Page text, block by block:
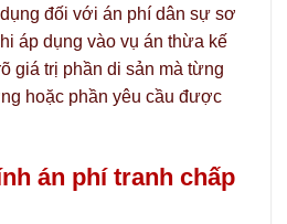
đối với án phí dân sự sơ
áp dụng vào vụ án thừa kế
giá trị phần di sản mà từng
hoặc phần yêu cầu được
án phí tranh chấp